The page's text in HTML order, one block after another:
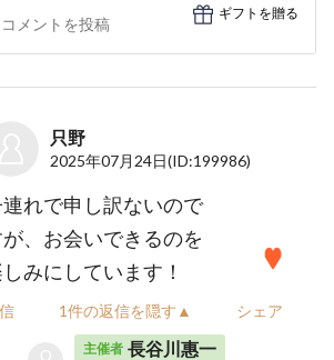
ギフトを贈る
只野
2025年07月24日(ID:199986)
れで申し訳ないので
、お会いできるのを
みにしています！
1件の返信を隠す▲ シェア
主催者 長谷川惠一